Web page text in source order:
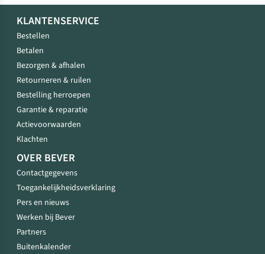
KLANTENSERVICE
Bestellen
Betalen
Bezorgen & afhalen
Retourneren & ruilen
Bestelling herroepen
Garantie & reparatie
Actievoorwaarden
Klachten
OVER BEVER
Contactgegevens
Toegankelijkheidsverklaring
Pers en nieuws
Werken bij Bever
Partners
Buitenkalender